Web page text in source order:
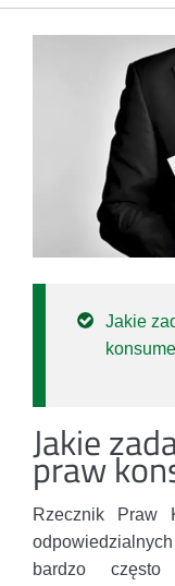
Jakie
Jakie
praw
Rzecznik Praw
bardzo